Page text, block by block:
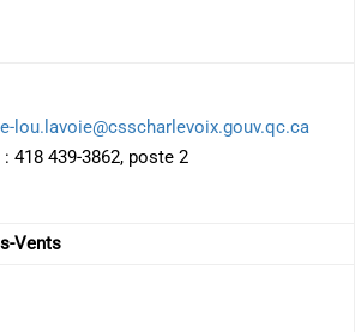
lou.lavoie@csscharlevoix.gouv.qc.ca
: 418 439-3862, poste 2
Vents